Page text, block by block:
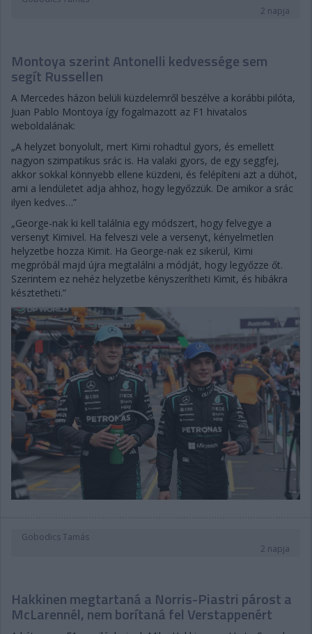
2 napja
Montoya szerint Antonelli kedvessége sem
segít Russellen
A Mercedes házon belüli küzdelemről beszélve a korábbi pilóta,
Juan Pablo Montoya így fogalmazott az F1 hivatalos
weboldalának:
„A helyzet bonyolult, mert Kimi rohadtul gyors, és emellett
nagyon szimpatikus srác is. Ha valaki gyors, de egy seggfej,
akkor sokkal könnyebb ellene küzdeni, és felépíteni azt a dühöt,
ami a lendületet adja ahhoz, hogy legyőzzük. De amikor a srác
ilyen kedves…”
„George-nak ki kell találnia egy módszert, hogy felvegye a
versenyt Kimivel. Ha felveszi vele a versenyt, kényelmetlen
helyzetbe hozza Kimit. Ha George-nak ez sikerül, Kimi
megpróbál majd újra megtalálni a módját, hogy legyőzze őt.
Szerintem ez nehéz helyzetbe kényszerítheti Kimit, és hibákra
késztetheti.”
Gobodics Tamás
2 napja
Hakkinen megtartaná a Norris-Piastri párost a
McLarennél, nem borítaná fel Verstappenért